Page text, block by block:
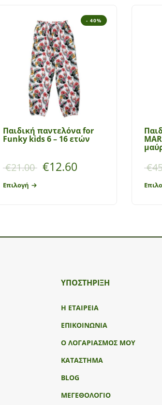
- 40%
Παιδική παντελόνα for
Funky kids 6 – 16 ετών
€21.00 €12.60
Επιλογή
€
ΥΠΟΣΤΉΡΙΞΗ
Η ΕΤΑΙΡΕΙΑ
ΕΠΙΚΟΙΝΩΝΙΑ
Ο ΛΟΓΑΡΙΑΣΜΟΣ ΜΟΥ
ΚΑΤΑΣΤΗΜΑ
BLOG
ΜΕΓΕΘΟΛΟΓΙΟ